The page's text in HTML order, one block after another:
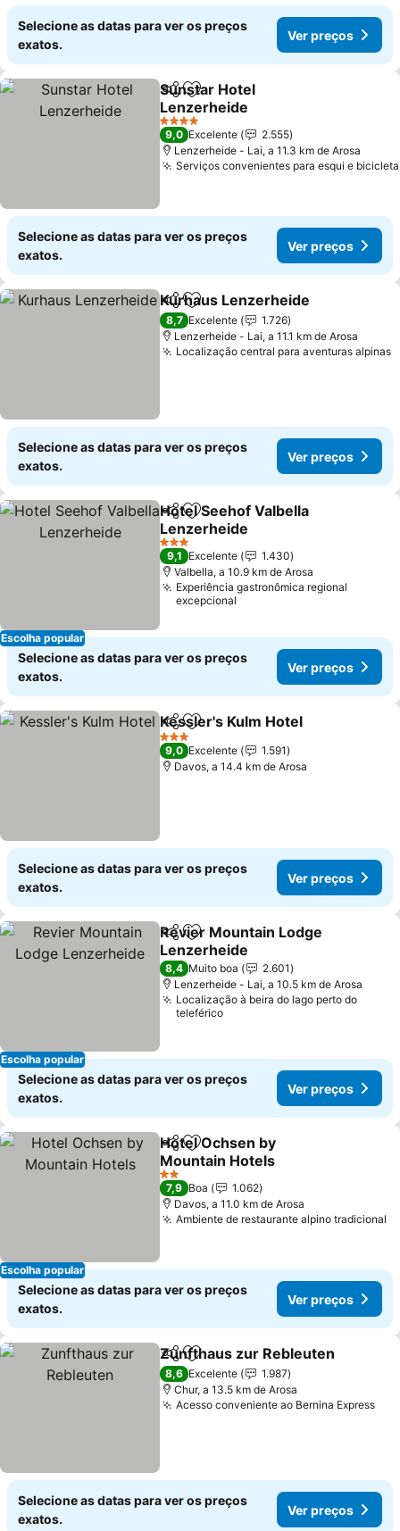
Selecione as datas para ver os preços
exatos.
Ver preços
PartilharAdicionar aos favoritos
Sunstar Hotel
Lenzerheide
4 Estrelas
9,0 Excelente
2.555
Lenzerheide - Lai, a 11.3 km de Arosa
Serviços convenientes para esqui e bicicleta
Selecione as datas para ver os preços
exatos.
Ver preços
PartilharAdicionar aos favoritos
Kurhaus Lenzerheide
8,7 Excelente
1.726
Lenzerheide - Lai, a 11.1 km de Arosa
Localização central para aventuras alpinas
Selecione as datas para ver os preços
exatos.
Ver preços
Escolha popular
PartilharAdicionar aos favoritos
Hotel Seehof Valbella
Lenzerheide
3 Estrelas
9,1 Excelente
1.430
Valbella, a 10.9 km de Arosa
Experiência gastronômica regional
excepcional
Selecione as datas para ver os preços
exatos.
Ver preços
PartilharAdicionar aos favoritos
Kessler's Kulm Hotel
3 Estrelas
9,0 Excelente
1.591
Davos, a 14.4 km de Arosa
Selecione as datas para ver os preços
exatos.
Ver preços
Escolha popular
PartilharAdicionar aos favoritos
Revier Mountain Lodge
Lenzerheide
8,4 Muito boa
2.601
Lenzerheide - Lai, a 10.5 km de Arosa
Localização à beira do lago perto do
teleférico
Selecione as datas para ver os preços
exatos.
Ver preços
Escolha popular
PartilharAdicionar aos favoritos
Hotel Ochsen by
Mountain Hotels
2 Estrelas
7,9 Boa
1.062
Davos, a 11.0 km de Arosa
Ambiente de restaurante alpino tradicional
Selecione as datas para ver os preços
exatos.
Ver preços
PartilharAdicionar aos favoritos
Zunfthaus zur Rebleuten
8,6 Excelente
1.987
Chur, a 13.5 km de Arosa
Acesso conveniente ao Bernina Express
Selecione as datas para ver os preços
exatos.
Ver preços